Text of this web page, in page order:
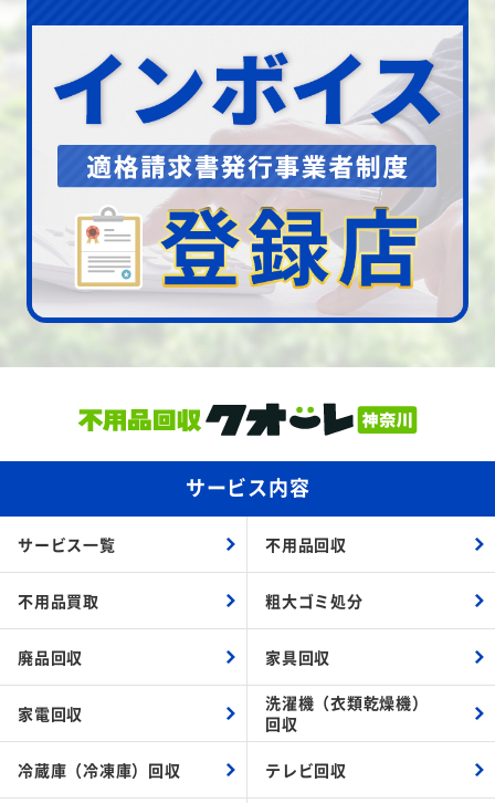
サービス内容
サービス一覧 不用品回収
不用品買取 粗大ゴミ処分
廃品回収 家具回収
家電回収
洗濯機（衣類乾燥機）
回収
冷蔵庫（冷凍庫）回収 テレビ回収